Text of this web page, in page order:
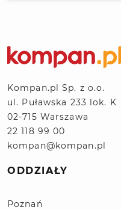
Kompan.pl Sp. z o.o.
ul. Puławska 233 lok. K
02-715 Warszawa
22 118 99 00
kompan@kompan.pl
ODDZIAŁY
Poznań